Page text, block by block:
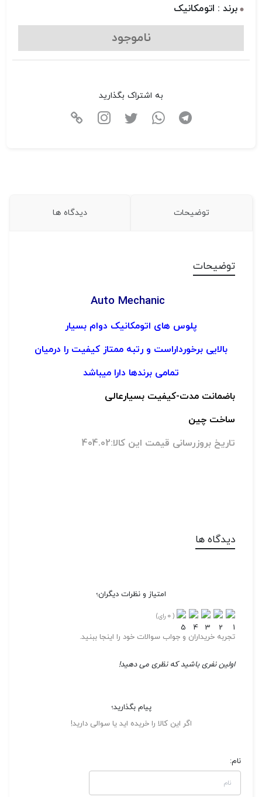
برند : اتومکانیک
ناموجود
به اشتراک بگذارید
توضیحات دیدگاه ها
توضیحات
پلوس های اتومکانیک دوام بسیار
بالایی برخورداراست و رتبه ممتاز کیفیت را درمیان
تمامی برندها دارا میباشد
باضمانت مدت-کیفیت بسیارعالی
ساخت چین
تاریخ بروزرسانی قیمت این کالا:404.02
دیدگاه ها
امتیاز و نظرات دیگران؛
(
0 رای)
تجربه خریداران و جواب سوالات خود را اینجا ببنید.
اولین نفری باشید که نظری می دهید!
پیام بگذارید؛
اگر این کالا را خریده اید یا سوالی دارید!
نام: